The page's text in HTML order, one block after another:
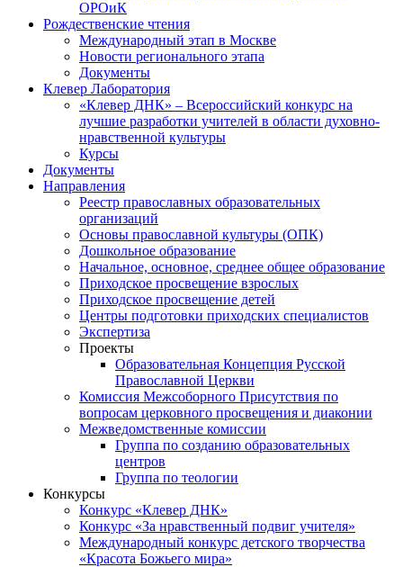
ОРОиК
Рождественские чтения
Международный этап в Москве
Новости регионального этапа
Документы
Клевер Лаборатория
«Клевер ДНК» – Всероссийский конкурс на
лучшие разработки учителей в области духовно-
нравственной культуры
Курсы
Документы
Направления
Реестр православных образовательных
организаций
Основы православной культуры (ОПК)
Дошкольное образование
Начальное, основное, среднее общее образование
Приходское просвещение взрослых
Приходское просвещение детей
Центры подготовки приходских специалистов
Экспертиза
Проекты
Образовательная Концепция Русской
Православной Церкви
Комиссия Межсоборного Присутствия по
вопросам церковного просвещения и диаконии
Межведомственные комиссии
Группа по созданию образовательных
центров
Группа по теологии
Конкурсы
Конкурс «Клевер ДНК»
Конкурс «За нравственный подвиг учителя»
Международный конкурс детского творчества
«Красота Божьего мира»